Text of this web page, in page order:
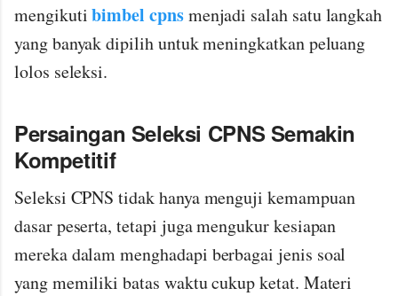
mengikutibimbel cpnsmenjadi salah satu langkah
yang banyak dipilih untuk meningkatkan peluang
lolos seleksi.
Persaingan Seleksi CPNS Semakin
Kompetitif
Seleksi CPNS tidak hanya menguji kemampuan
dasar peserta, tetapi juga mengukur kesiapan
mereka dalam menghadapi berbagai jenis soal
yang memiliki batas waktu cukup ketat. Materi